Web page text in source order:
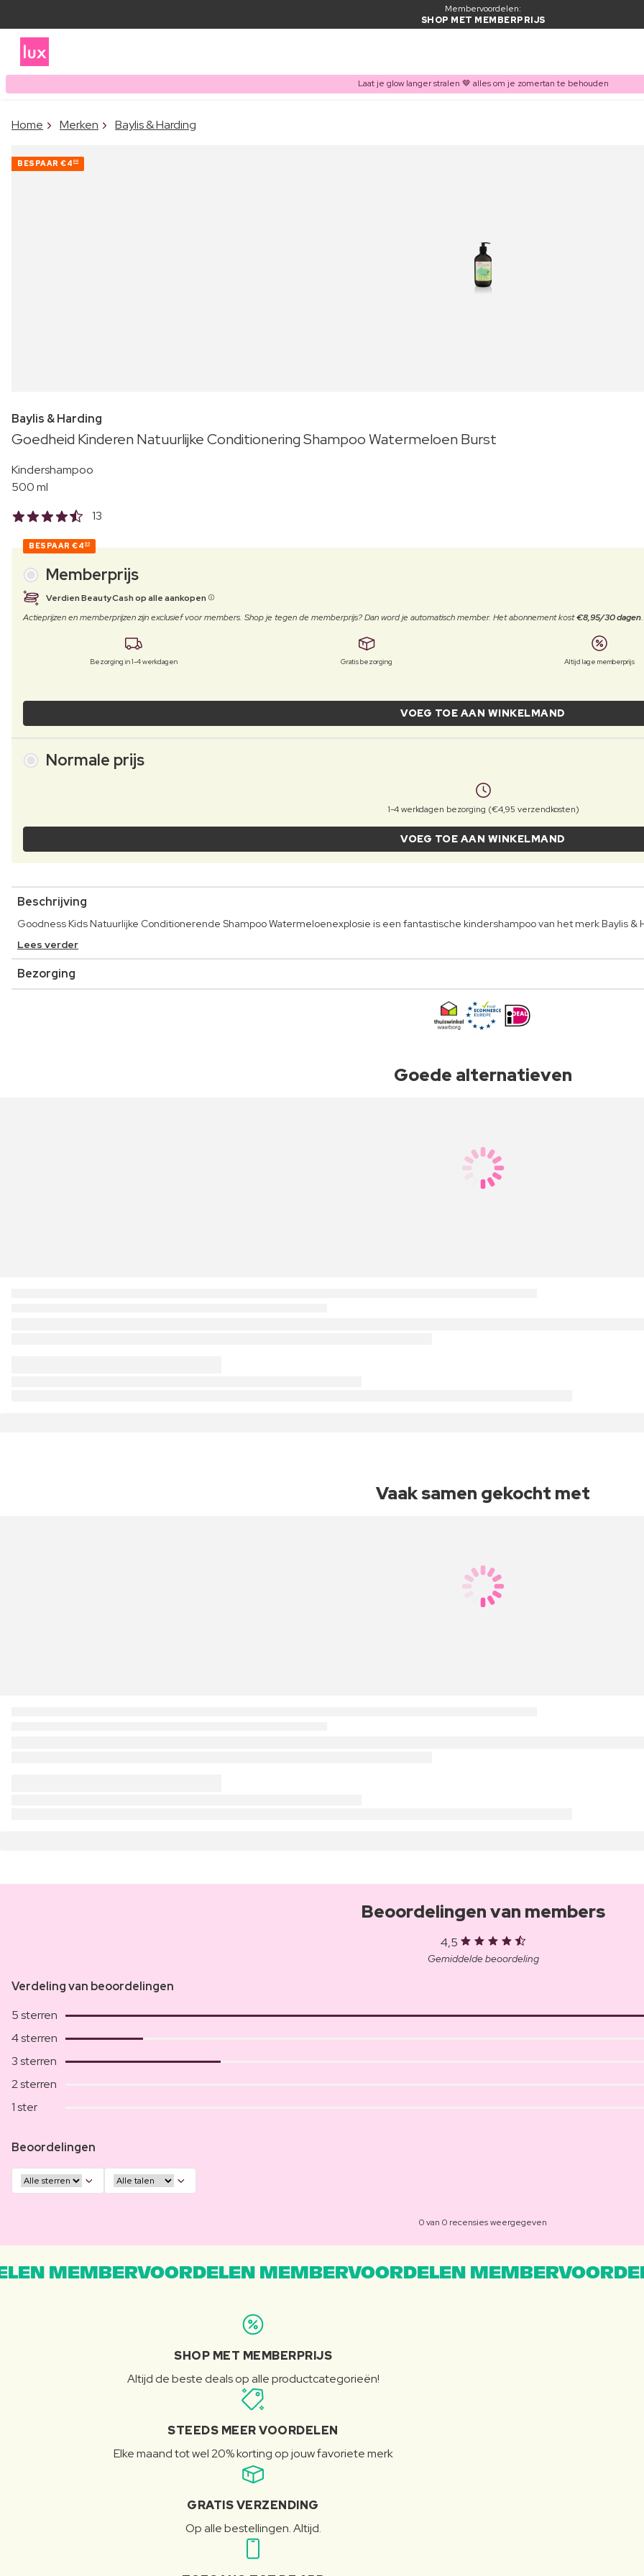
Membervoordelen:
SHOP MET MEMBERPRIJS
Laat je glow langer stralen 🤎 alles om je zomertan te behouden
Home Merken Baylis & Harding
BESPAAR €4 00
Baylis & Harding
Goedheid Kinderen Natuurlijke Conditionering Shampoo Watermeloen Burst
Kindershampoo
500 ml
13
BESPAAR €4 00
Memberprijs
Verdien BeautyCash op alle aankopen
Actieprijzen en memberprijzen zijn exclusief voor members. Shop je tegen de memberprijs? Dan word je automatisch member. Het abonnement kost€8,95/30 dagen
Bezorging in 1-4 werkdagen Gratis bezorging Altijd lage memberprijs
VOEG TOE AAN WINKELMAND
Normale prijs
1-4 werkdagen bezorging (€4,95 verzendkosten)
VOEG TOE AAN WINKELMAND
Beschrijving
Goodness Kids Natuurlijke Conditionerende Shampoo Watermeloenexplosie is een fantastische kindershampoo van het merk Baylis &
Lees verder
Bezorging
Goede alternatieven
Vaak samen gekocht met
Beoordelingen van members
4,5
Gemiddelde beoordeling
Verdeling van beoordelingen
5 sterren
4 sterren
3 sterren
2 sterren
1 ster
Beoordelingen
0 van 0 recensies weergegeven
MEMBERVOORDELEN MEMBERVOORDELEN
SHOP MET MEMBERPRIJS
Altijd de beste deals op alle productcategorieën!
STEEDS MEER VOORDELEN
Elke maand tot wel 20% korting op jouw favoriete merk
GRATIS VERZENDING
Op alle bestellingen. Altijd.